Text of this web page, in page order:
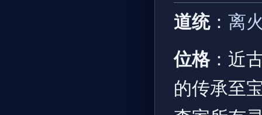
道统： 离
位格：近
的传承至